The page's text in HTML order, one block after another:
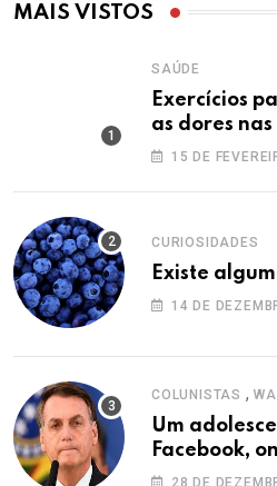
MAIS VISTOS
SAÚDE
Exercícios
as dores nas
15 DE
CURIOSIDADES
Existe
14 DE
COLUNISTAS ,
Um
Facebook,
28 DE